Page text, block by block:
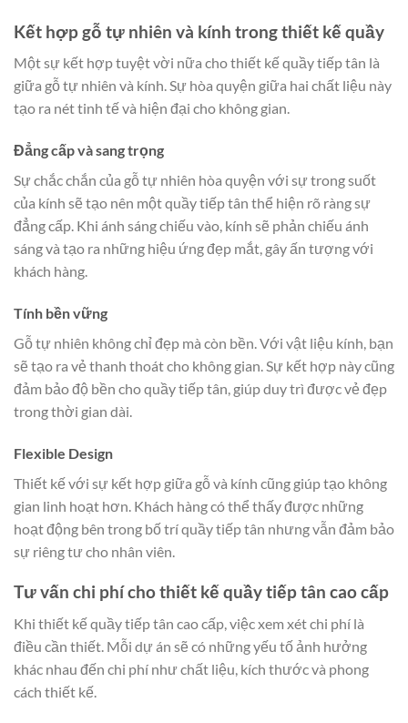
Kết hợp gỗ tự nhiên và kính trong thiết kế quầy
Một sự kết hợp tuyệt vời nữa cho thiết kế quầy tiếp tân là
giữa gỗ tự nhiên và kính. Sự hòa quyện giữa hai chất liệu này
tạo ra nét tinh tế và hiện đại cho không gian.
Đẳng cấp và sang trọng
Sự chắc chắn của gỗ tự nhiên hòa quyện với sự trong suốt
của kính sẽ tạo nên một quầy tiếp tân thể hiện rõ ràng sự
đẳng cấp. Khi ánh sáng chiếu vào, kính sẽ phản chiếu ánh
sáng và tạo ra những hiệu ứng đẹp mắt, gây ấn tượng với
khách hàng.
Tính bền vững
Gỗ tự nhiên không chỉ đẹp mà còn bền. Với vật liệu kính, bạn
sẽ tạo ra vẻ thanh thoát cho không gian. Sự kết hợp này cũng
đảm bảo độ bền cho quầy tiếp tân, giúp duy trì được vẻ đẹp
trong thời gian dài.
Flexible Design
Thiết kế với sự kết hợp giữa gỗ và kính cũng giúp tạo không
gian linh hoạt hơn. Khách hàng có thể thấy được những
hoạt động bên trong bố trí quầy tiếp tân nhưng vẫn đảm bảo
sự riêng tư cho nhân viên.
Tư vấn chi phí cho thiết kế quầy tiếp tân cao cấp
Khi thiết kế quầy tiếp tân cao cấp, việc xem xét chi phí là
điều cần thiết. Mỗi dự án sẽ có những yếu tố ảnh hưởng
khác nhau đến chi phí như chất liệu, kích thước và phong
cách thiết kế.